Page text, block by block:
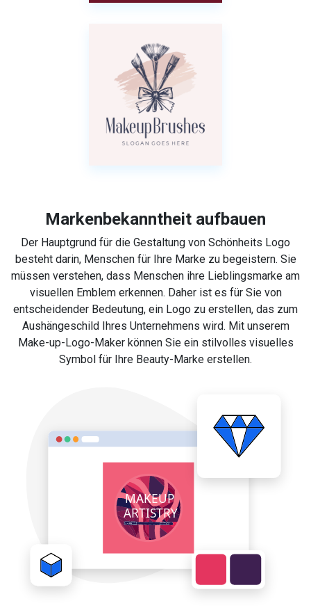
Markenbekanntheit aufbauen
Der Hauptgrund für die Gestaltung von Schönheits Logo
besteht darin, Menschen für Ihre Marke zu begeistern. Sie
müssen verstehen, dass Menschen ihre Lieblingsmarke am
visuellen Emblem erkennen. Daher ist es für Sie von
entscheidender Bedeutung, ein Logo zu erstellen, das zum
Aushängeschild Ihres Unternehmens wird. Mit unserem
Make-up-Logo-Maker können Sie ein stilvolles visuelles
Symbol für Ihre Beauty-Marke erstellen.